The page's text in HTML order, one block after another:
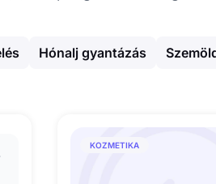
Hónalj gyantázás
KOZMETIKA